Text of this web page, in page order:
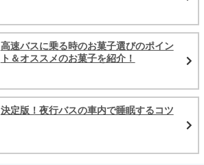
高速バスに乗る時のお菓子選びのポイン
ト＆オススメのお菓子を紹介！
決定版！夜行バスの車内で睡眠するコツ